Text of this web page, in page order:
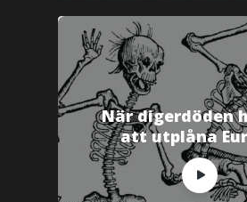
När digerdöden
att utplåna